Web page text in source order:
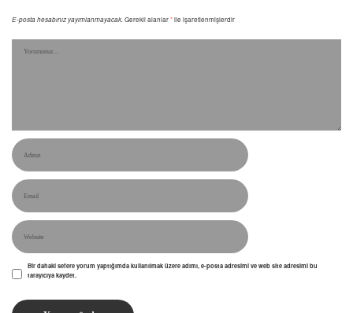
E-posta hesabınız yayımlanmayacak. Gerekli alanlar*ile işaretlenmişlerdir
Bir dahaki sefere yorum yaptığımda kullanılmak üzere adımı, e-posta adresimi ve web site adresimi bu
tarayıcıya kaydet.